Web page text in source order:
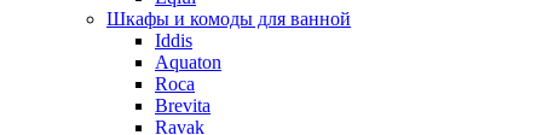
Шкафы и комоды для ванной
Iddis
Aquaton
Roca
Brevita
Ravak